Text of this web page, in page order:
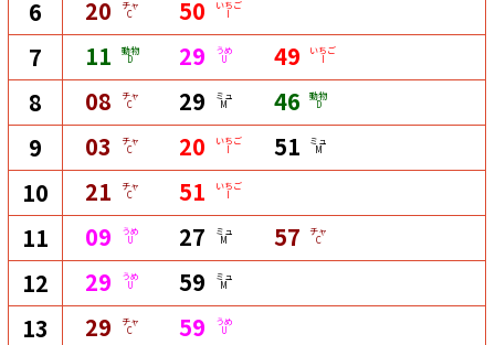
6 20 チャ
C 50 いちご
I
7 11 動物
D 29 うめ
U 49 いちご
I
8 08 チャ
C 29 ミュ
M 46 動物
D
9 03 チャ
C 20 いちご
I 51 ミュ
M
10 21 チャ
C 51 いちご
I
11 09 うめ
U 27 ミュ
M 57 チャ
C
12 29 うめ
U 59 ミュ
M
13 29 チャ
C 59 うめ
U